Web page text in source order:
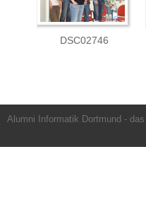
DSC02746
Alumni Informatik Dortmund -